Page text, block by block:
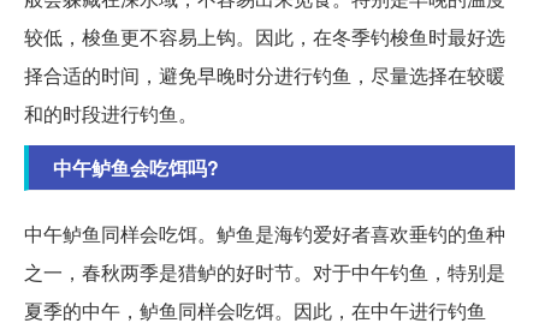
较低，梭鱼更不容易上钩。因此，在冬季钓梭鱼时最好选
择合适的时间，避免早晚时分进行钓鱼，尽量选择在较暖
和的时段进行钓鱼。
中午鲈鱼会吃饵吗?
中午鲈鱼同样会吃饵。鲈鱼是海钓爱好者喜欢垂钓的鱼种
之一，春秋两季是猎鲈的好时节。对于中午钓鱼，特别是
夏季的中午，鲈鱼同样会吃饵。因此，在中午进行钓鱼